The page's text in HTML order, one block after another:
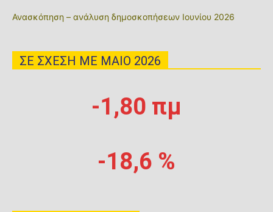
Ανασκόπηση – ανάλυση δημοσκοπήσεων Ιουνίου 2026
ΣΕ ΣΧΕΣΗ ΜΕ MΑΙΟ 2026
-1,80 πμ
-18,6 %